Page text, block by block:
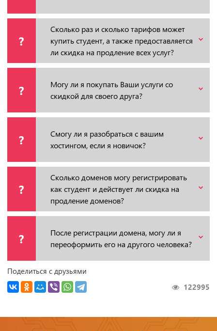
?
Сколько раз и сколько тарифов может
купить студент, а также предоставляется
ли скидка на продление всех услуг?
?
Могу ли я покупать Ваши услуги со
скидкой для своего друга?
?
Смогу ли я разобраться с вашим
хостингом, если я новичок?
?
Сколько доменов могу регистрировать
как студент и действует ли скидка на
продление доменов?
?
После регистрации домена, могу ли я
переоформить его на другого человека?
Поделиться с друзьями
122995